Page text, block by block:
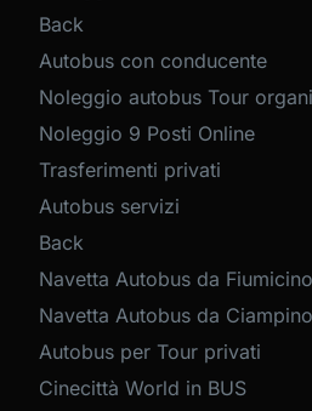
Back
Autobus con conducente
Noleggio autobus Tour
Noleggio 9 Posti Online
Trasferimenti privati
Autobus servizi
Back
Navetta Autobus da Fiumicino
Navetta Autobus da Ciampino
Autobus per Tour privati
Cinecittà World in BUS